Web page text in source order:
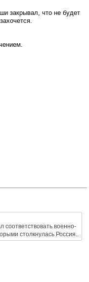
закрывал, что не будет
соответствовать военно-
столкнулась Россия..